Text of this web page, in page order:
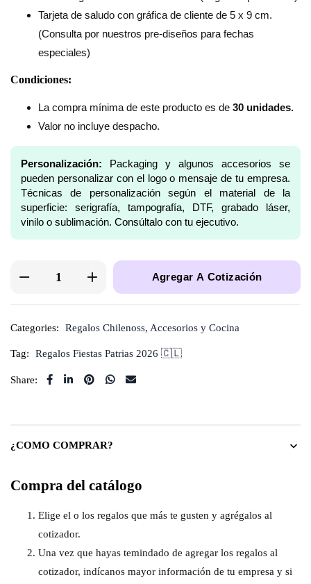
Tarjeta de saludo con gráfica de cliente de 5 x 9 cm.
(Consulta por nuestros pre-diseños para fechas
especiales)
Condiciones:
La compra mínima de este producto es de 30 unidades.
Valor no incluye despacho.
Personalización: Packaging y algunos accesorios se
pueden personalizar con el logo o mensaje de tu empresa.
Técnicas de personalización según el material de la
superficie: serigrafía, tampografía, DTF, grabado láser,
vinilo o sublimación. Consúltalo con tu ejecutivo.
Agregar A Cotización
Categories: Regalos Chilenoss, Accesorios y Cocina
Tag: Regalos Fiestas Patrias 2026 🇨🇱
Share:
¿COMO COMPRAR?
Compra del catálogo
Elige el o los regalos que más te gusten y agrégalos al
cotizador.
Una vez que hayas temindado de agregar los regalos al
cotizador, indícanos mayor información de tu empresa y si